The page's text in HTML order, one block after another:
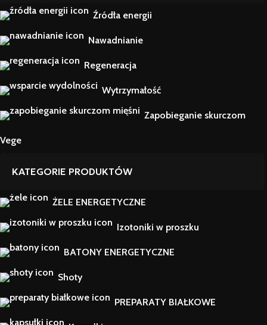
Źródła energii
Nawadnianie
Regeneracja
Wytrzymałość
Zapobieganie skurczom
Vege
KATEGORIE PRODUKTÓW
ŻELE ENERGETYCZNE
Izotoniki w proszku
BATONY ENERGETYCZNE
Shoty
PREPARATY BIAŁKOWE